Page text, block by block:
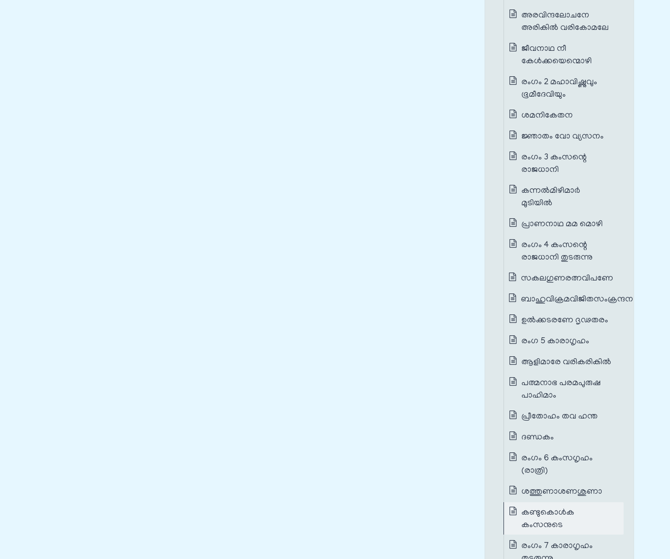
അരവിന്ദലോചനേ
അരികിൽ വരികോമലേ
ജീവനാഥ നീ
കേൾക്കയെന്മൊഴി
രംഗം 2 മഹാവിഷ്ണുവും
ഭൂമീദേവിയും
ശമനികേതന
ജ്ഞാതം വോ വ്യസനം
രംഗം 3 കംസന്റെ
രാജധാനി
കന്നൽമിഴിമാർ
മുടിയിൽ
പ്രാണനാഥ മമ മൊഴി
രംഗം 4 കംസന്റെ
രാജധാനി തുടരുന്നു
സകലഗുണരത്നവിപണേ
ബാഹുവിക്രമവിജിതസംക്രന്ദന
ഉൽക്കടരണേ ദൃഢതരം
രംഗ 5 കാരാഗൃഹം
ആളിമാരേ വരികരികിൽ
പത്മനാഭ പരമപുരുഷ
പാഹിമാം
പ്രീതോഹം തവ ഹന്ത
ദണ്ഡകം
രംഗം 6 കംസഗൃഹം
(രാത്രി)
ശത്തുണാശണശുണാ
കണ്ടുകൊൾക
കംസനുടെ
രംഗം 7 കാരാഗൃഹം